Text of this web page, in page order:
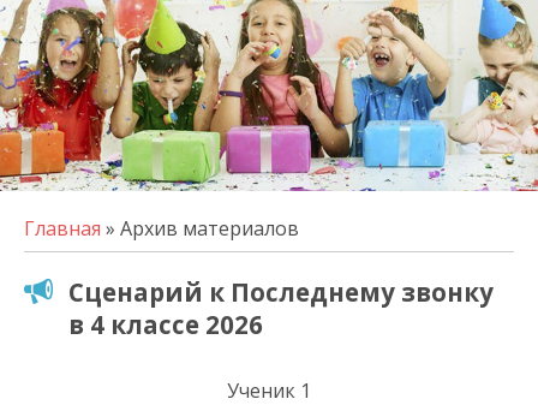
Главная » Архив материалов
Сценарий к Последнему звонку
в 4 классе 2026
Ученик 1